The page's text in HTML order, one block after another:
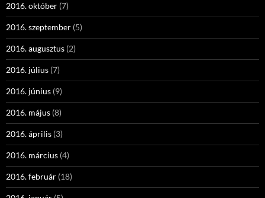
2016. október (7)
2016. szeptember (5)
2016. augusztus (2)
2016. július (7)
2016. június (9)
2016. május (8)
2016. április (3)
2016. március (4)
2016. február (18)